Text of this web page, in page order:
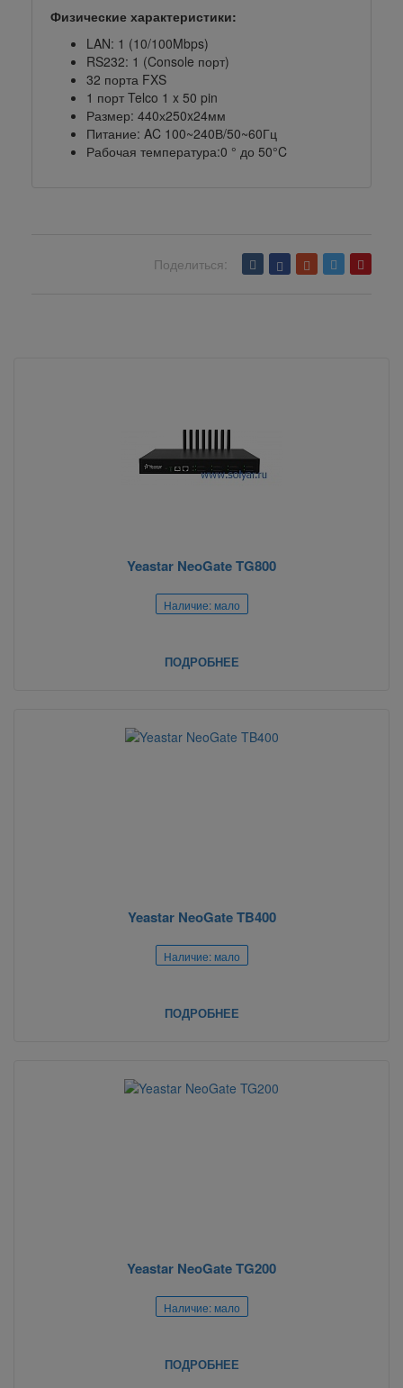
Физические характеристики:
LAN: 1 (10/100Mbps)
RS232: 1 (Console порт)
32 порта FXS
1 порт Telco 1 x 50 pin
Размер: 440х250x24мм
Питание: AC 100~240В/50~60Гц
Рабочая температура:0 ° до 50°C
Поделиться:
Yeastar NeoGate TG800
Наличие: мало
ПОДРОБНЕЕ
Yeastar NeoGate TB400
Наличие: мало
ПОДРОБНЕЕ
Yeastar NeoGate TG200
Наличие: мало
ПОДРОБНЕЕ